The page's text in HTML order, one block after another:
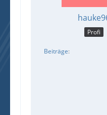
Profi
Beiträge